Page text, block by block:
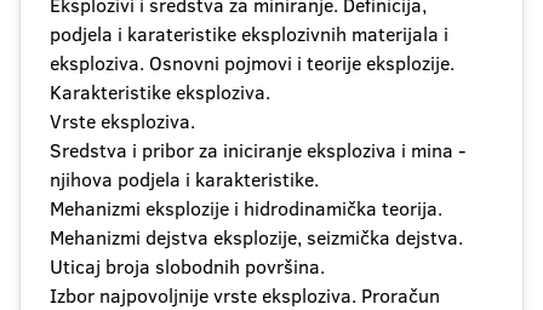
podjela i karateristike eksplozivnih materijala i
eksploziva. Osnovni pojmovi i teorije eksplozije.
Karakteristike eksploziva.
Vrste eksploziva.
Sredstva i pribor za iniciranje eksploziva i mina -
njihova podjela i karakteristike.
Mehanizmi eksplozije i hidrodinamička teorija.
Mehanizmi dejstva eksplozije, seizmička dejstva.
Uticaj broja slobodnih površina.
Izbor najpovoljnije vrste eksploziva. Proračun